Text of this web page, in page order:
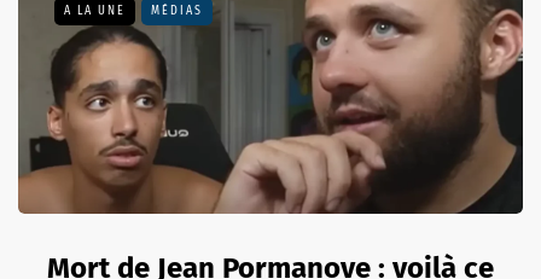
A LA UNE MÉDIAS
Mort de Jean Pormanove : voilà ce